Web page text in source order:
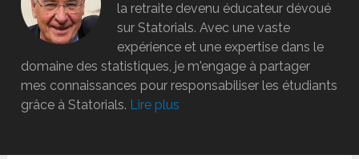
la retraite devenu éducateur dévoué
sur Statorials. Avec une vaste
expérience et une expertise dans le
domaine des statistiques, je m'engage à partager
mes connaissances pour responsabiliser les étudiants
grâce à Statorials. Lire plus